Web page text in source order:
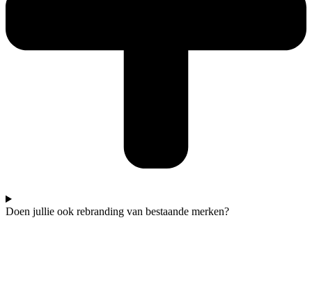
Doen jullie ook rebranding van bestaande merken?